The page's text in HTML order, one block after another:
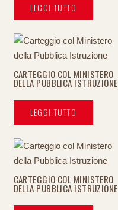
LEGGI TUTTO
CARTEGGIO COL MINISTERO
DELLA PUBBLICA ISTRUZIONE
LEGGI TUTTO
CARTEGGIO COL MINISTERO
DELLA PUBBLICA ISTRUZIONE